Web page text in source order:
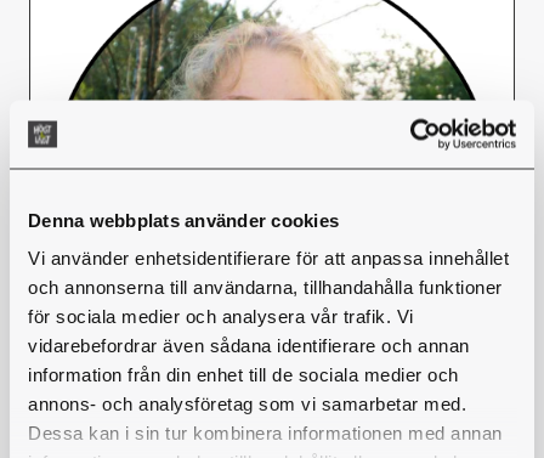
Denna webbplats använder cookies
Vi använder enhetsidentifierare för att anpassa innehållet
och annonserna till användarna, tillhandahålla funktioner
för sociala medier och analysera vår trafik. Vi
vidarebefordrar även sådana identifierare och annan
information från din enhet till de sociala medier och
annons- och analysföretag som vi samarbetar med.
Dessa kan i sin tur kombinera informationen med annan